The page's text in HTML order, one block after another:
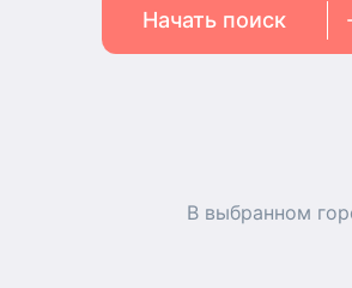
Начать поиск
В выбранном